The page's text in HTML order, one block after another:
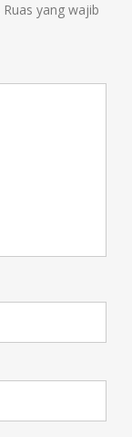
Ruas yang wajib